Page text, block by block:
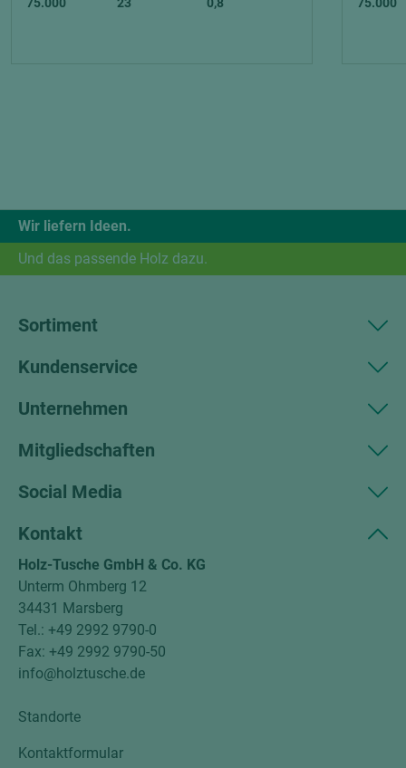
Wir liefern Ideen.
Und das passende Holz dazu.
Sortiment
Kundenservice
Unternehmen
Mitgliedschaften
Social Media
Kontakt
Holz-Tusche GmbH & Co. KG
Unterm Ohmberg 12
34431 Marsberg
Tel.: +49 2992 9790-0
Fax: +49 2992 9790-50
info@holztusche.de
Standorte
Kontaktformular